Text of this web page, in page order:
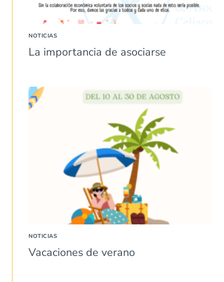
NOTICIAS
La importancia de asociarse
NOTICIAS
Vacaciones de verano